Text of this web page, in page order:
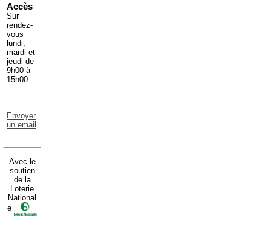
Accès
Sur
rendez-
vous
lundi,
mardi et
jeudi de
9h00 à
15h00
Envoyer
un email
Avec le
soutien
de la
Loterie
National
e